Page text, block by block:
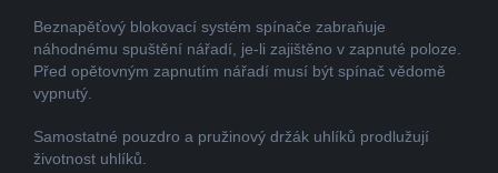
Beznapěťový blokovací systém spínače zabraňuje
náhodnému spuštění nářadí, je-li zajištěno v zapnuté poloze.
Před opětovným zapnutím nářadí musí být spínač vědomě
vypnutý.
Samostatné pouzdro a pružinový držák uhlíků prodlužují
životnost uhlíků.